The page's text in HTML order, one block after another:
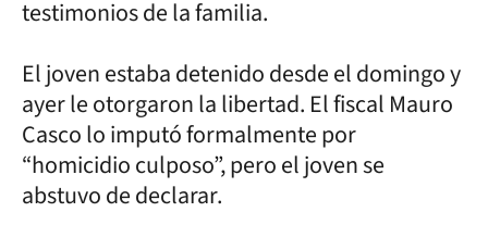
testimonios de la familia.
El joven estaba detenido desde el domingo y
ayer le otorgaron la libertad. El fiscal Mauro
Casco lo imputó formalmente por
“homicidio culposo”, pero el joven se
abstuvo de declarar.